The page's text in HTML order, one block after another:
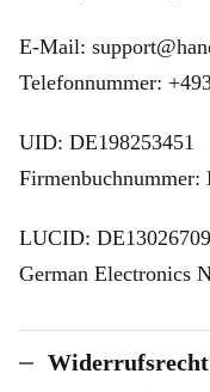
E-Mail:
Telefonnummer:
UID: DE198253451
Firmenbuchnummer:
LUCID:
German Electronics
Widerrufsrecht